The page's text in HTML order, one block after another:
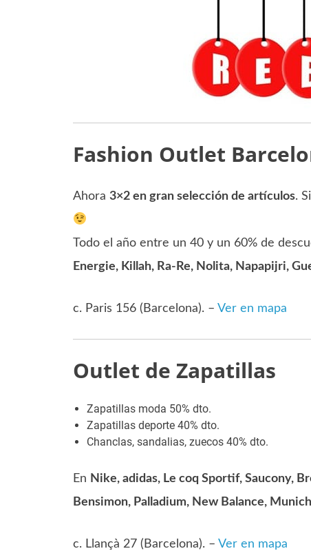
Fashion Outlet
Ahora 3×2 en gran selección de artículos.
Todo el año entre un 40 y un 60% de
Energie, Killah, Ra-Re, Nolita, Napapijri,
c. Paris 156 (Barcelona). – Ver en mapa
Outlet de Zapatillas
Zapatillas moda 50% dto.
Zapatillas deporte 40% dto.
Chanclas, sandalias, zuecos 40% dto.
En Nike, adidas, Le coq Sportif, Saucony,
Bensimon, Palladium, New Balance,
c. Llançà 27 (Barcelona). – Ver en mapa